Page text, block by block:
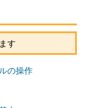
す
の操作